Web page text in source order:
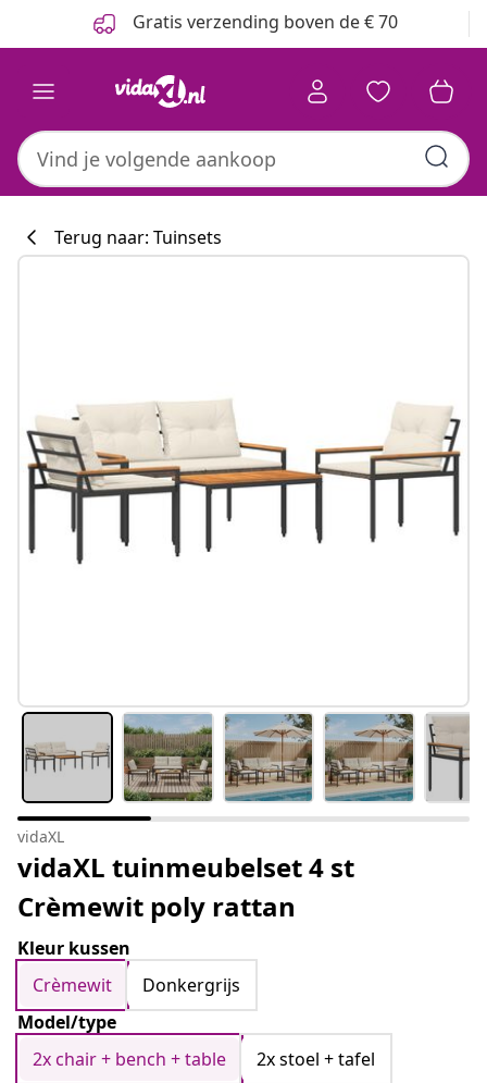
Gratis verzending boven de € 70
Terug naar: Tuinsets
vidaXL
vidaXL tuinmeubelset 4 st
Crèmewit poly rattan
Kleur kussen
Crèmewit
Donkergrijs
Model/type
2x chair + bench + table
2x stoel + tafel